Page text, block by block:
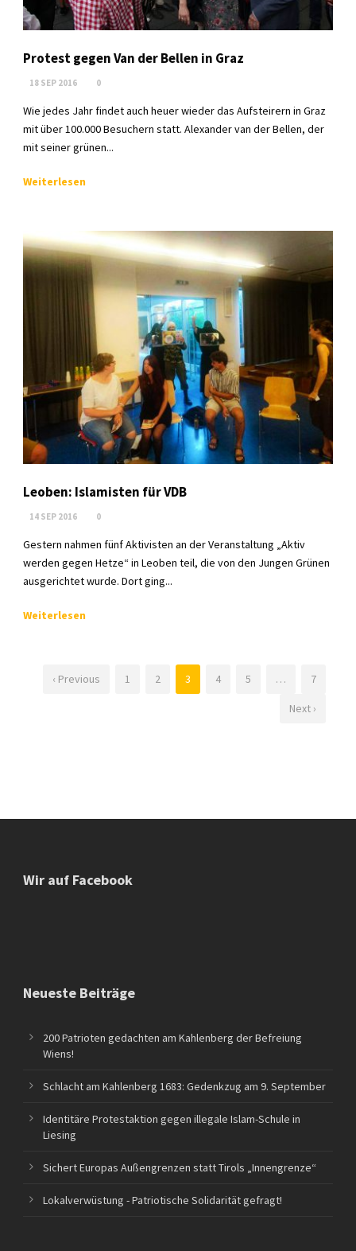
Protest gegen Van der Bellen in Graz
18 SEP 2016 0
Wie jedes Jahr findet auch heuer wieder das Aufsteirern in Graz
mit über 100.000 Besuchern statt. Alexander van der Bellen, der
mit seiner grünen...
Weiterlesen
Leoben: Islamisten für VDB
14 SEP 2016 0
Gestern nahmen fünf Aktivisten an der Veranstaltung „Aktiv
werden gegen Hetze“ in Leoben teil, die von den Jungen Grünen
ausgerichtet wurde. Dort ging...
Weiterlesen
‹ Previous 1 2 3 4 5 … 7
Next ›
Wir auf Facebook
Neueste Beiträge
200 Patrioten gedachten am Kahlenberg der Befreiung
Wiens!
Schlacht am Kahlenberg 1683: Gedenkzug am 9. September
Identitäre Protestaktion gegen illegale Islam-Schule in
Liesing
Sichert Europas Außengrenzen statt Tirols „Innengrenze“
Lokalverwüstung - Patriotische Solidarität gefragt!